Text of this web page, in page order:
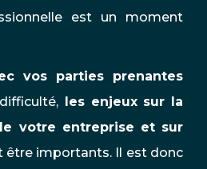
est un moment
vos parties prenantes
les enjeux sur la
votre entreprise et sur
être importants. Il est donc